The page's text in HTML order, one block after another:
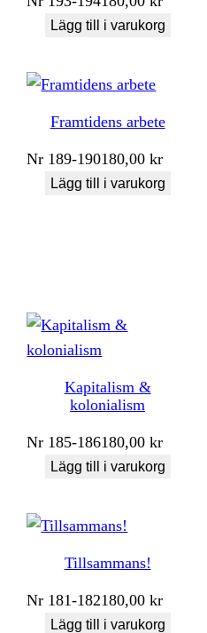
Lägg till i varukorg
Framtidens arbete
Nr 189-190180,00kr
Lägg till i varukorg
Kapitalism &
kolonialism
Nr 185-186180,00kr
Lägg till i varukorg
Tillsammans!
Nr 181-182180,00kr
Lägg till i varukorg